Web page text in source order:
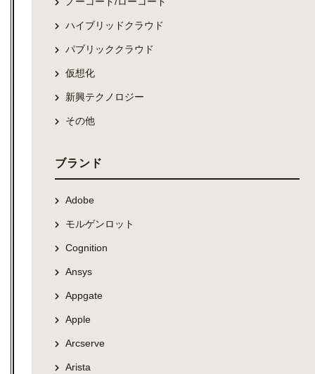
ハイブリッドクラウド
パブリッククラウド
仮想化
新興テクノロジー
その他
ブランド
Adobe
モルゲンロット
Cognition
Ansys
Appgate
Apple
Arcserve
Arista